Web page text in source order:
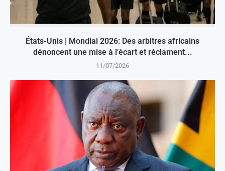
États-Unis | Mondial 2026: Des arbitres africains
dénoncent une mise à l’écart et réclament...
11/07/2026